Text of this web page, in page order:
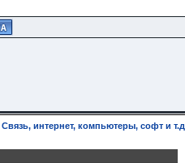
Связь, интернет, компьютеры, софт и